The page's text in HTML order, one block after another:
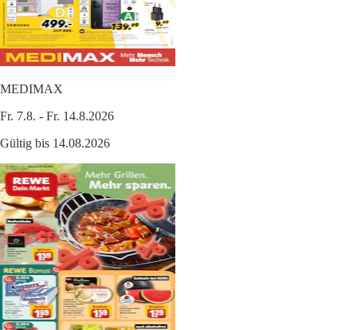
MEDIMAX
Fr. 7.8. - Fr. 14.8.2026
Gültig bis 14.08.2026